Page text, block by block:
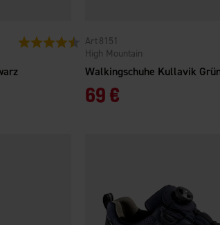
Bewertung: 4.4 von 5 Sternen
Walkingschuhe Kullavik
High Mountain
8151
69 €